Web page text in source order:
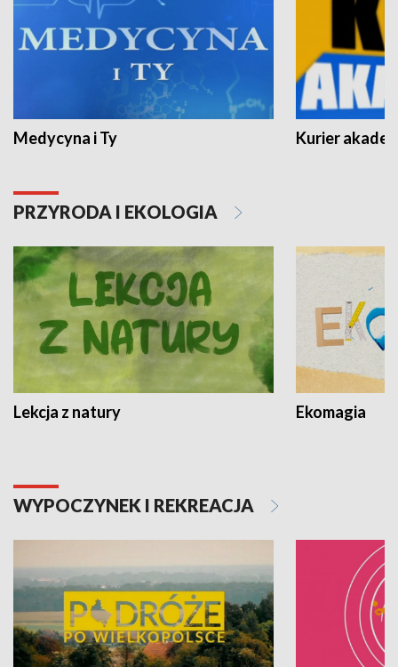
Medycyna i Ty Kurier
PRZYRODA I EKOLOGIA
Lekcja z natury Ekomagia
WYPOCZYNEK I REKREACJA